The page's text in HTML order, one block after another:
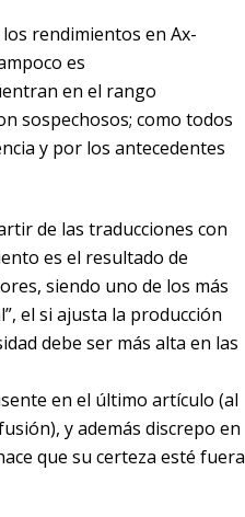
rendimientos en Ax-
es
en el rango
sospechosos; como todos
y por los antecedentes
de las traducciones con
es el resultado de
siendo uno de los más
el si ajusta la producción
debe ser más alta en las
en el último artículo (al
y además discrepo en
que su certeza esté fuera